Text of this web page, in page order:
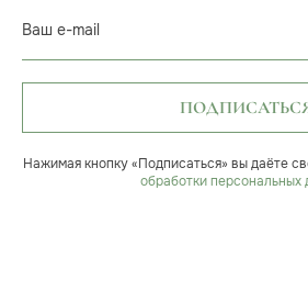
Ваш e-mail
Нажимая кнопку «Подписаться» вы даёте
обработки персональных